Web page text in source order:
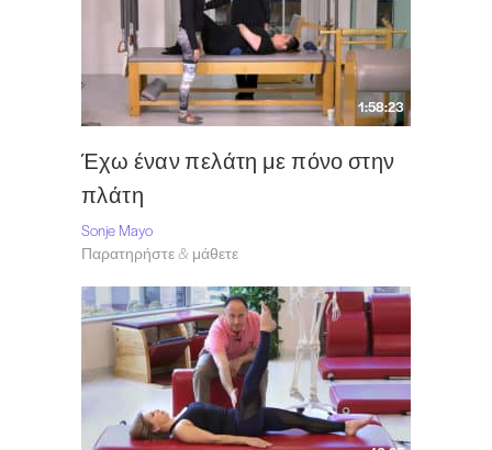
1:58:23
Έχω έναν πελάτη με πόνο στην
πλάτη
Sonje Mayo
Παρατηρήστε & μάθετε